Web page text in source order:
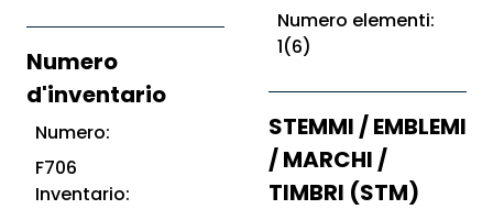
Numero
d'inventario
Numero:
F706
Inventario:
Numero elementi:
1(6)
STEMMI / EMBLEMI
/ MARCHI /
TIMBRI (STM)